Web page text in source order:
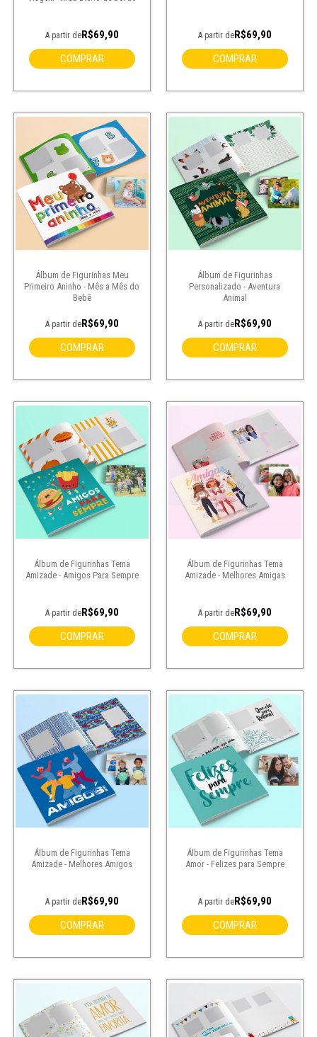
A partir deR$69,90
COMPRAR
A partir deR$69,90
COMPRAR
Álbum de Figurinhas Meu
Primeiro Aninho - Mês a Mês do
Bebê
A partir deR$69,90
COMPRAR
Álbum de Figurinhas
Personalizado - Aventura
Animal
A partir deR$69,90
COMPRAR
Álbum de Figurinhas Tema
Amizade - Amigos Para Sempre
A partir deR$69,90
COMPRAR
Álbum de Figurinhas Tema
Amizade - Melhores Amigas
A partir deR$69,90
COMPRAR
Álbum de Figurinhas Tema
Amizade - Melhores Amigos
A partir deR$69,90
COMPRAR
Álbum de Figurinhas Tema
Amor - Felizes para Sempre
A partir deR$69,90
COMPRAR